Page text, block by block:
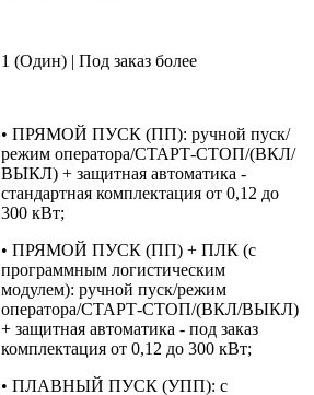
1 (Один) | Под заказ более
• ПРЯМОЙ ПУСК (ПП): ручной пуск/
режим оператора/СТАРТ-СТОП/(ВКЛ/
ВЫКЛ) + защитная автоматика -
стандартная комплектация от 0,12 до
300 кВт;
• ПРЯМОЙ ПУСК (ПП) + ПЛК (с
программным логистическим
модулем): ручной пуск/режим
оператора/СТАРТ-СТОП/(ВКЛ/ВЫКЛ)
+ защитная автоматика - под заказ
комплектация от 0,12 до 300 кВт;
• ПЛАВНЫЙ ПУСК (УПП): с